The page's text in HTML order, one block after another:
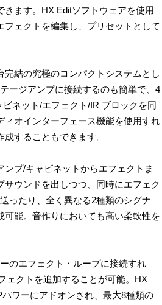
ます。HX Editソフトウェアを使用
ェクトを編集し、プリセットとして
結の究極のコンパクトシステムとし
ージアンプに接続するのも簡単で、4
ネット/エフェクト/IR ブロックを同
オインターフェース機能を使用すれ
することもできます。
プ/キャビネットからエフェクトま
ウンドを出しつつ、同時にエフェク
ったり、全く異なる2種類のシグナ
能。音作りにおいても高い柔軟性を
のエフェクト・ループに接続すれ
ェクトを追加することが可能。HX
ワーにアドオンされ、最大8種類の